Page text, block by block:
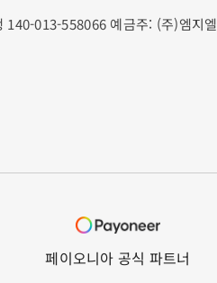
140-013-558066 예금주: (주)엠지엘
페이오니아 공식 파트너